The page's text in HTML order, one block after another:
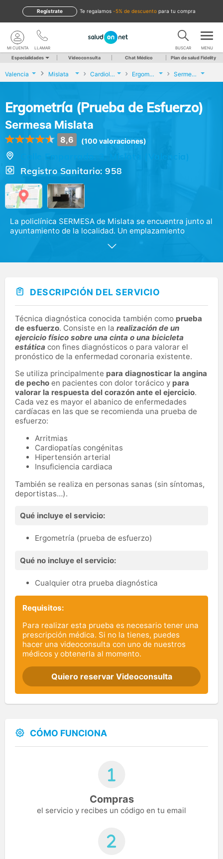
te regalamos -5% de descuento para tu compra
Regístrate
LLAMAR
MI CUENTA BUSCAR MENU
Especialidades Videoconsulta Chat Médico Plan de salud Fidelity
Valencia Mislata Cardiología Ergometría (Prueba de Esfuerzo) Sermesa Mislata
Ergometría (Prueba de Esfuerzo)
Sermesa Mislata
8,6 (100 valoraciones)
Calle Emparrado, 3, Mislata (Valencia)
Registro Sanitario: 958
La policlínica SERMESA de Mislata se encuentra junto al
ayuntamiento de la localidad. Un emplazamiento
privilegiado de unos 3.000 metros cuadrados dedicados
a todas las áreas de la salud. En las policlínicas de
DESCRIPCIÓN DEL SERVICIO
Técnica diagnóstica conocida también como prueba
de esfuerzo. Consiste en la realización de un
ejercicio físico sobre una cinta o una bicicleta
estática con fines diagnósticos o para valorar el
pronóstico de la enfermedad coronaria existente.
Se utiliza principalmente para diagnosticar la angina
de pecho en pacientes con dolor torácico y para
valorar la respuesta del corazón ante el ejercicio.
Cada vez es mayor el abanico de enfermedades
cardíacas en las que se recomienda una prueba de
esfuerzo:
Arritmias
Cardiopatías congénitas
Hipertensión arterial
Insuficiencia cardiaca
También se realiza en personas sanas (sin síntomas,
deportistas…).
Qué incluye el servicio:
Ergometría (prueba de esfuerzo)
Qué no incluye el servicio:
Cualquier otra prueba diagnóstica
Requisitos:
Para realizar esta prueba es necesario tener una
prescripción médica. Si no la tienes, puedes
hacer una videoconsulta con uno de nuestros
médicos y obtenerla al momento.
Quiero reservar Videoconsulta
CÓMO FUNCIONA
Compras
el servicio y recibes un código en tu email